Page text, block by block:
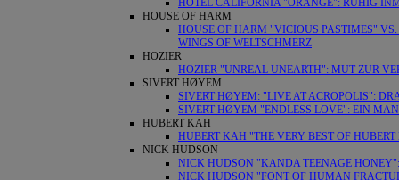
HOTEL CALIFORNIA "ORANGE": RUHIG
HOUSE OF HARM
HOUSE OF HARM "VICIOUS PASTIMES"
WINGS OF WELTSCHMERZ
HOZIER
HOZIER "UNREAL UNEARTH": MUT ZUR
SIVERT HØYEM
SIVERT HØYEM: "LIVE AT ACROPOLIS":
SIVERT HØYEM "ENDLESS LOVE": EIN
HUBERT KAH
HUBERT KAH "THE VERY BEST OF
NICK HUDSON
NICK HUDSON "KANDA TEENAGE
NICK HUDSON "FONT OF HUMAN